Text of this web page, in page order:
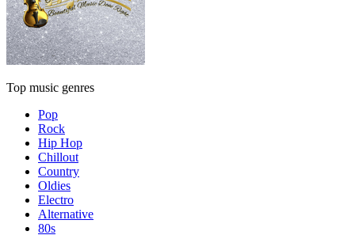
Top music genres
Pop
Rock
Hip Hop
Chillout
Country
Oldies
Electro
Alternative
80s